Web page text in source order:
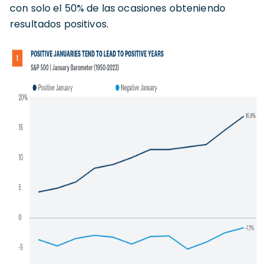
con solo el 50% de las ocasiones obteniendo
resultados positivos.